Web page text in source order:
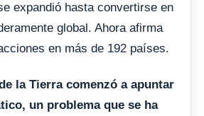
expandió hasta convertirse en
global. Ahora afirma
en más de 192 países.
la Tierra comenzó a apuntar
un problema que se ha